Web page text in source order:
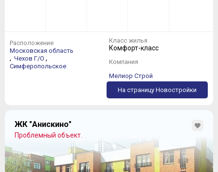
Расположение
Московская область
, Чехов Г/О ,
Симферопольское
Класс жилья
Комфорт-класс
Компания
Мелиор Строй
На страницу Новостройки
ЖК "Анискино"
Проблемный объект.